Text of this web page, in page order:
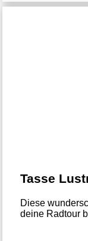
Tasse
Diese
deine Radtour